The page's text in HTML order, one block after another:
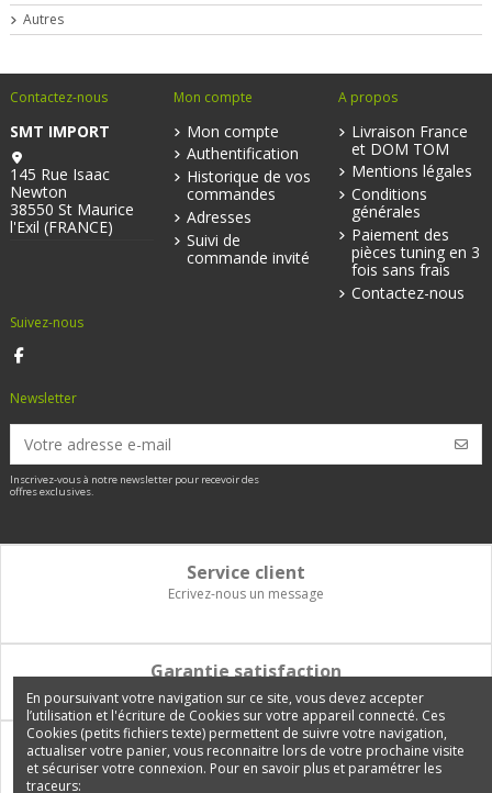
Autres
Contactez-nous
SMT IMPORT
145 Rue Isaac
Newton
38550 St Maurice
l'Exil (FRANCE)
Mon compte
Mon compte
Authentification
Historique de vos
commandes
Adresses
Suivi de
commande invité
A propos
Livraison France
et DOM TOM
Mentions légales
Conditions
générales
Paiement des
pièces tuning en 3
fois sans frais
Contactez-nous
Suivez-nous
Newsletter
Inscrivez-vous à notre newsletter pour recevoir des
offres exclusives.
Service client
Ecrivez-nous un message
Garantie satisfaction
Vous disposez de 14 jours pour changer d'avis et être remboursé
Paiement 100% sécurisé
Carte bancaire, PayPal, 3 fois sans frais, virement bancaire
En poursuivant votre navigation sur ce site, vous devez accepter
l’utilisation et l'écriture de Cookies sur votre appareil connecté. Ces
Cookies (petits fichiers texte) permettent de suivre votre navigation,
actualiser votre panier, vous reconnaitre lors de votre prochaine visite
et sécuriser votre connexion. Pour en savoir plus et paramétrer les
traceurs: